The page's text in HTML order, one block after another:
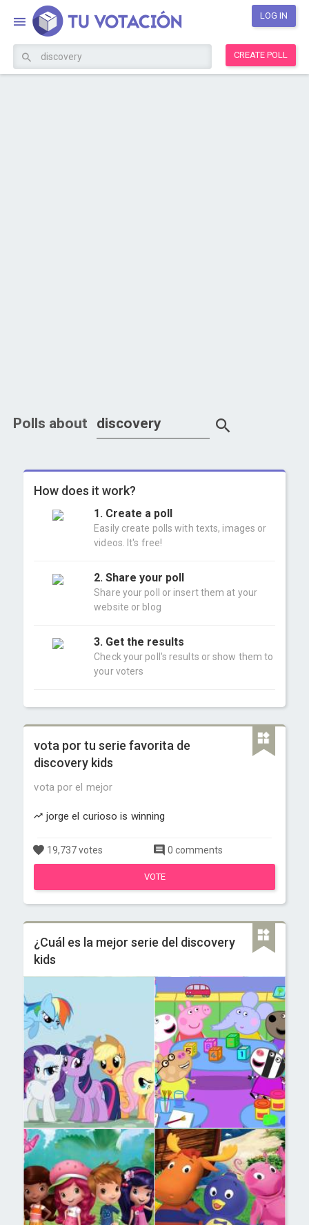
LOG IN
CREATE POLL
Polls about
How does it work?
1. Create a poll
Easily create polls with texts, images or
videos. It's free!
2. Share your poll
Share your poll or insert them at your
website or blog
3. Get the results
Check your poll's results or show them to
your voters
vota por tu serie favorita de
discovery kids
vota por el mejor
jorge el curioso is winning
19,737 votes 0 comments
VOTE
¿Cuál es la mejor serie del discovery
kids